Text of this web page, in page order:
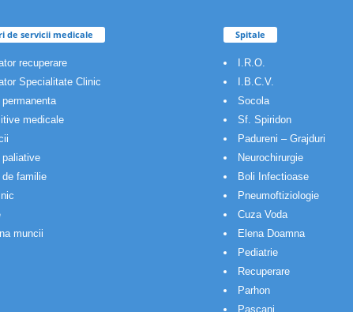
de servicii medicale
recuperare
Specialitate Clinic
medicale
paliative
de familie
muncii
Spitale
I.R.O.
I.B.C.V.
Socola
Sf. Spiridon
Padureni – Grajduri
Neurochirurgie
Boli Infectioase
Pneumoftiziologie
Cuza Voda
Elena Doamna
Pediatrie
Recuperare
Parhon
Pascani